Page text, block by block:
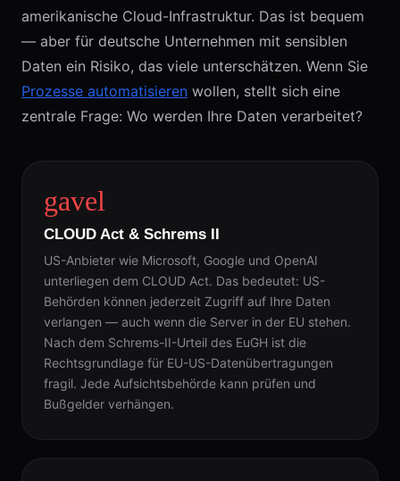
amerikanische Cloud-Infrastruktur. Das ist bequem
— aber für deutsche Unternehmen mit sensiblen
Daten ein Risiko, das viele unterschätzen. Wenn Sie
Prozesse automatisieren wollen, stellt sich eine
zentrale Frage: Wo werden Ihre Daten verarbeitet?
gavel
CLOUD Act & Schrems II
US-Anbieter wie Microsoft, Google und OpenAI
unterliegen dem CLOUD Act. Das bedeutet: US-
Behörden können jederzeit Zugriff auf Ihre Daten
verlangen — auch wenn die Server in der EU stehen.
Nach dem Schrems-II-Urteil des EuGH ist die
Rechtsgrundlage für EU-US-Datenübertragungen
fragil. Jede Aufsichtsbehörde kann prüfen und
Bußgelder verhängen.